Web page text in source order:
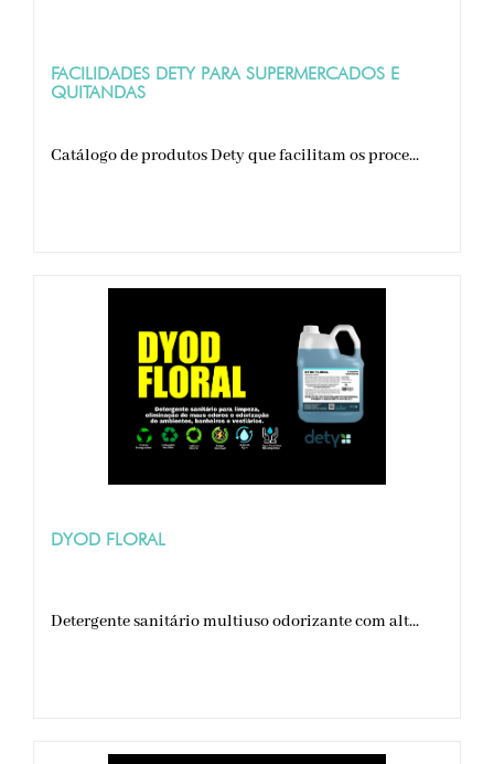
FACILIDADES DETY PARA SUPERMERCADOS E
QUITANDAS
Catálogo de produtos Dety que facilitam os proce...
DYOD FLORAL
Detergente sanitário multiuso odorizante com alt...